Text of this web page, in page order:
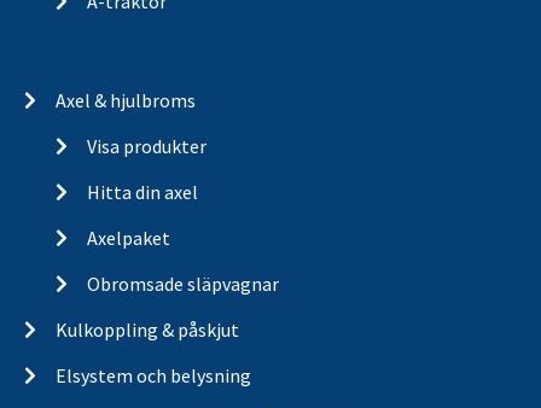
Axel & hjulbroms
Visa produkter
Hitta din axel
Axelpaket
Obromsade släpvagnar
Kulkoppling & påskjut
Elsystem och belysning